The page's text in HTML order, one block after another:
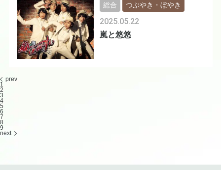
嵐と悠悠
2025.05.22
総合 つぶやき・ぼやき
prev
1
2
3
4
5
6
7
8
9
next